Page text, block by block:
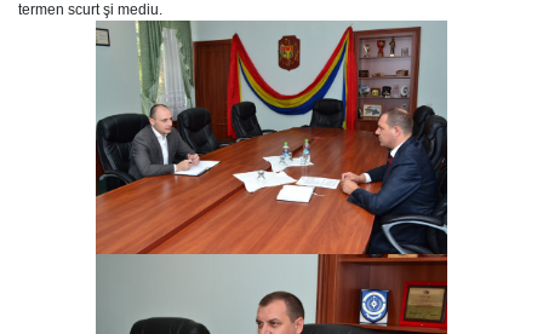
termen scurt şi mediu.